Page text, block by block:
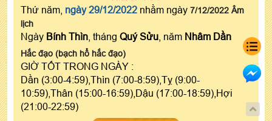
Thứ năm, ngày 29/12/2022 nhằm ngày 7/12/2022 Âm
lịch
Ngày Bính Thìn , tháng Quý Sửu , năm Nhâm Dần
Hắc đạo (bạch hổ hắc đạo)
GIỜ TỐT TRONG NGÀY :
Dần (3:00-4:59),Thìn (7:00-8:59),Tỵ (9:00-
10:59),Thân (15:00-16:59),Dậu (17:00-18:59),Hợi
(21:00-22:59)